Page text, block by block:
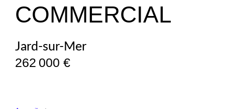
COMMERCIAL
Jard-sur-Mer
262 000 €